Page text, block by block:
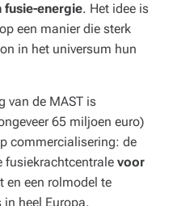
energie. Het idee is
een manier die sterk
in het universum hun
van de MAST is
65 miljoen euro)
commercialisering: de
fusiekrachtcentrale voor
en een rolmodel te
heel Europa.